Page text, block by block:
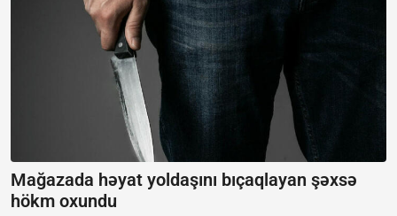
Mağazada həyat yoldaşını bıçaqlayan şəxsə
hökm oxundu